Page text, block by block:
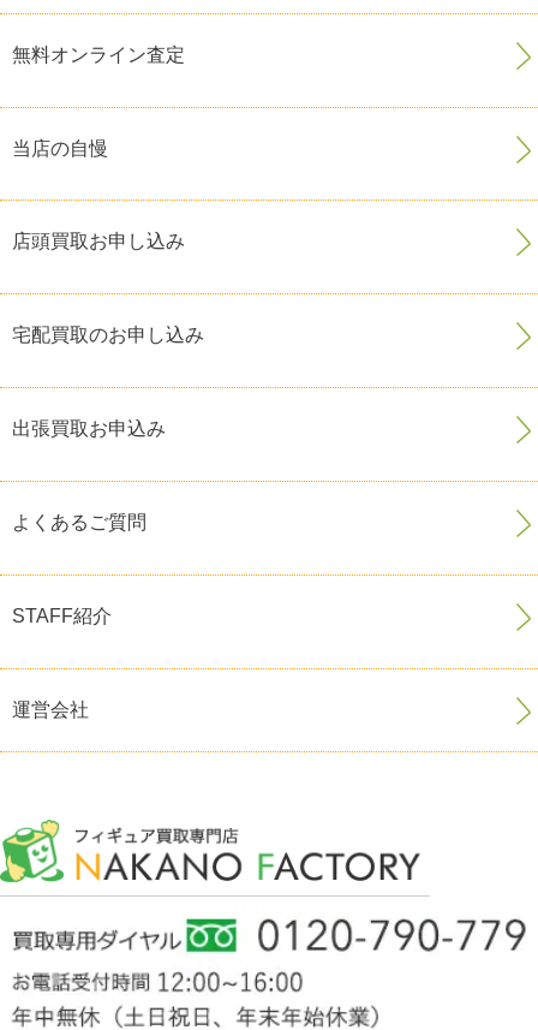
無料オンライン査定
当店の自慢
店頭買取お申し込み
宅配買取のお申し込み
出張買取お申込み
よくあるご質問
STAFF紹介
運営会社